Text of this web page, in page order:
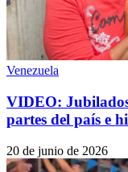
Venezuela
VIDEO:
partes del país e
20 de junio de 2026